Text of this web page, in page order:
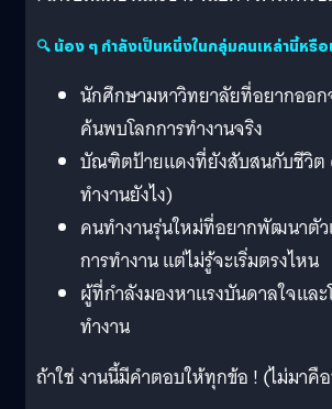
🔍 น้อง ๆ กำลังเป็นหนึ่งในกลุ่มคนเหล่านี้หรือ
นักศึกษามหาวิทยาลัยที่อยากออก
ค้นพบโลกการทำงานจริง
บัณฑิตป้ายแดงที่ยังสับสนกับชีวิต
ทำงานยังไง)
คนทำงานรุ่นใหม่ที่อยากพัฒนาตัว
การทำงาน แต่ไม่รู้จะเริ่มตรงไหน
ผู้ที่กำลังมองหาแรงบันดาลใจและ
ทำงาน
ถ้าใช่ งานนี้มีคำตอบให้ทุกข้อ ! (ไม่มาคื